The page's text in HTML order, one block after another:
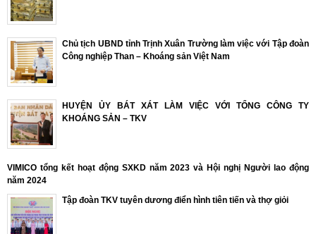
Chủ tịch UBND tỉnh Trịnh Xuân Trường làm việc với Tập đoàn
Công nghiệp Than – Khoáng sản Việt Nam
HUYỆN ỦY BÁT XÁT LÀM VIỆC VỚI TỔNG CÔNG TY
KHOÁNG SẢN – TKV
VIMICO tổng kết hoạt động SXKD năm 2023 và Hội nghị Người lao động
năm 2024
Tập đoàn TKV tuyên dương điển hình tiên tiến và thợ giỏi